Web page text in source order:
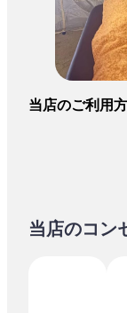
当店のご利用
当店のコン